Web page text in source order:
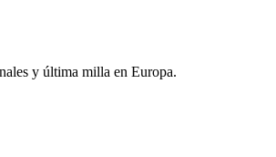
y última milla en Europa.